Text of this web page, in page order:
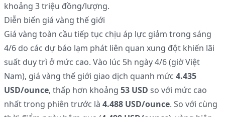
khoảng 3 triệu đồng/lượng.
Diễn biến giá vàng thế giới
Giá vàng toàn cầu tiếp tục chịu áp lực giảm trong sáng
4/6 do các dự báo lạm phát liên quan xung đột khiến lãi
suất duy trì ở mức cao. Vào lúc 5h ngày 4/6 (giờ Việt
Nam), giá vàng thế giới giao dịch quanh mức 4.435
USD/ounce, thấp hơn khoảng 53 USD so với mức cao
nhất trong phiên trước là 4.488 USD/ounce. So với cùng